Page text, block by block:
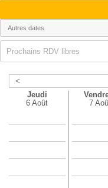
<
Jeudi
6 Août
7
Prochains RDV libres